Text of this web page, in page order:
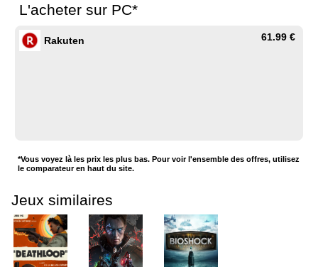
L'acheter sur PC*
Rakuten 61.99 €
*Vous voyez là les prix les plus bas. Pour voir l'ensemble des offres, utilisez
le comparateur en haut du site.
Jeux similaires